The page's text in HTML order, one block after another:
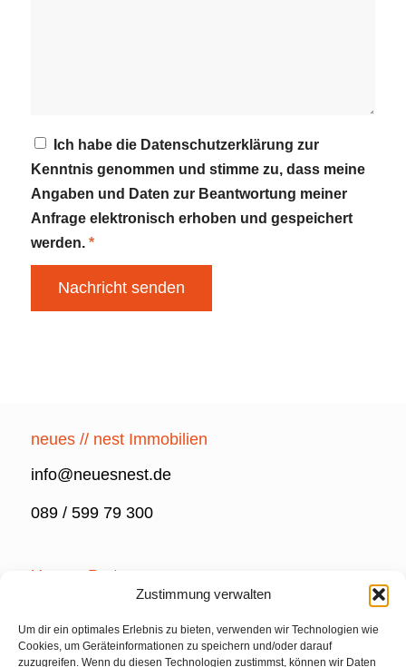
Zustimmung verwalten
Um dir ein optimales Erlebnis zu bieten, verwenden wir Technologien wie
Cookies, um Geräteinformationen zu speichern und/oder darauf
zuzugreifen. Wenn du diesen Technologien zustimmst, können wir Daten
Ich habe die Datenschutzerklärung zur
Kenntnis genommen und stimme zu, dass meine
Angaben und Daten zur Beantwortung meiner
Anfrage elektronisch erhoben und gespeichert
werden. *
neues // nest Immobilien
info@neuesnest.de
089 / 599 79 300
Unsere Partner